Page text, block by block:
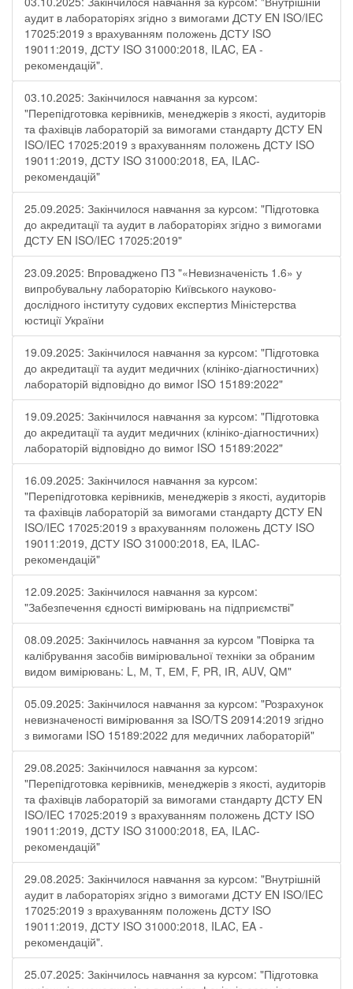
аудит в лабораторіях згідно з вимогами ДСТУ EN ISO/IEC
17025:2019 з врахуванням положень ДСТУ ISO
19011:2019, ДСТУ ISO 31000:2018, ILAC, EA -
рекомендацій".
03.10.2025: Закінчилося навчання за курсом:
"Перепідготовка керівників, менеджерів з якості, аудиторів
та фахівців лабораторій за вимогами стандарту ДСТУ EN
ISO/IEC 17025:2019 з врахуванням положень ДСТУ ISO
19011:2019, ДСТУ ISO 31000:2018, ЕА, ILAC-
рекомендацій"
25.09.2025: Закінчилося навчання за курсом: "Підготовка
до акредитації та аудит в лабораторіях згідно з вимогами
ДСТУ EN ISO/IEC 17025:2019"
23.09.2025: Впроваджено ПЗ "«Невизначеність 1.6» у
випробувальну лабораторію Київського науково-
дослідного інституту судових експертиз Міністерства
юстиції України
19.09.2025: Закінчилося навчання за курсом: "Підготовка
до акредитації та аудит медичних (клініко-діагностичних)
лабораторій відповідно до вимог ISO 15189:2022"
19.09.2025: Закінчилося навчання за курсом: "Підготовка
до акредитації та аудит медичних (клініко-діагностичних)
лабораторій відповідно до вимог ISO 15189:2022"
16.09.2025: Закінчилося навчання за курсом:
"Перепідготовка керівників, менеджерів з якості, аудиторів
та фахівців лабораторій за вимогами стандарту ДСТУ EN
ISO/IEC 17025:2019 з врахуванням положень ДСТУ ISO
19011:2019, ДСТУ ISO 31000:2018, ЕА, ILAC-
рекомендацій"
12.09.2025: Закінчилося навчання за курсом:
"Забезпечення єдності вимірювань на підприємстві"
08.09.2025: Закінчилось навчання за курсом "Повірка та
калібрування засобів вимірювальної техніки за обраним
видом вимірювань: L, М, Т, ЕМ, F, РR, ІR, АUV, QМ"
05.09.2025: Закінчилося навчання за курсом: "Розрахунок
невизначеності вимірювання за ISO/TS 20914:2019 згідно
з вимогами ISO 15189:2022 для медичних лабораторій"
29.08.2025: Закінчилося навчання за курсом:
"Перепідготовка керівників, менеджерів з якості, аудиторів
та фахівців лабораторій за вимогами стандарту ДСТУ EN
ISO/IEC 17025:2019 з врахуванням положень ДСТУ ISO
19011:2019, ДСТУ ISO 31000:2018, ЕА, ILAC-
рекомендацій"
29.08.2025: Закінчилося навчання за курсом: "Внутрішній
аудит в лабораторіях згідно з вимогами ДСТУ EN ISO/IEC
17025:2019 з врахуванням положень ДСТУ ISO
19011:2019, ДСТУ ISO 31000:2018, ILAC, EA -
рекомендацій".
25.07.2025: Закінчилось навчання за курсом: "Підготовка